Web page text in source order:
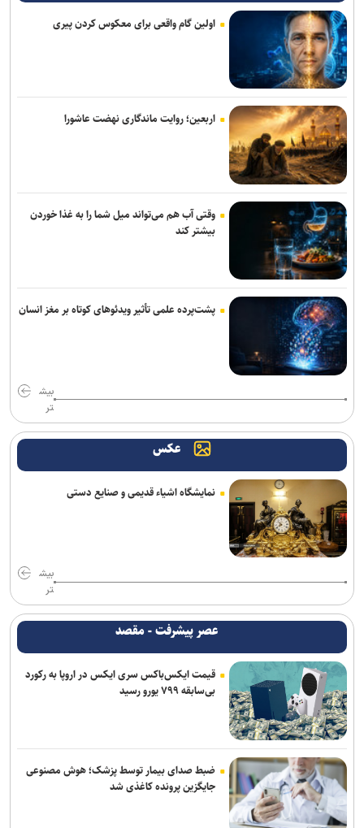
شهریور در ۶۴ شهر منتخب
اعزام ۱۳۰ هزار زائر اربعین از پایانه‌های مسافربری شهر تهران
اتوبوس‌های رایگان شرکت واحد برای بازگشت زائران اربعین
دادگاه پرونده کثیرالشاکی شرکت تات موتور تاک با ۲۹۷۹ نفر شاکی برگزار
شد
دادسرای تهران
۶۰ میلیون تردد خودرویی در مرز‌های اربعینی ثبت شد
ادعای نماینده مجلس درباره «نحوه ردزنی محل استقرار شهید لاریجانی»
صحت ندارد
ستاد حقوق بشر: روز حقوق بشر اسلامی نماد مقاومت در برابر غرب است
سیگار مهم‌ترین دروازه ورود به مصرف مواد مخدر است
ورود حیوانات خانگی به رستوران‌ها و مراکز عرضه غذا تخلف بهداشتی
است
اطلاعیه وزارت آموزش و پرورش درباره برگزاری امتحانات نهایی معوق در ۴
رشد ۴۲ درصدی سازش در شورای حل اختلاف استان تهران
ترافیک سنگین در جاده چالوس/ جاده‌های شمالی بدون مداخلات جوی و
سایر محورها روان است
پایش شبانه روزی تهویه قطار‌ها و ایستگاه‌های مترو/ پیش‌بینی هوشمند
تهویه در قطار‌های جدید
آثار مخرب مصرف الکل و سیگار در بروز بیماری‌ها
کلاهبرداری و پولشویی در قالب شرکت مهاجرتی به کانادا/ دست مدیر
مهاجرتی با ۳۰۰ شاکی رو شد
تصادف زنجیره‌ای ۱۲ خودرو با ۱۹ مصدوم در محور یاسوج–اصفهان/ علت
حادثه در دست بررسی است
زائر در تصادفات اربعینی
اولین گام واقعی برای معکوس کردن پیری
اربعین؛ روایت ماندگاری نهضت عاشورا
وقتی آب هم می‌تواند میل شما را به غذا خوردن
بیشتر کند
پشت‌پرده علمی تأثیر ویدئو‌های کوتاه بر مغز انسان
بیش
تر
عکس
نمایشگاه اشیاء قدیمی و صنایع دستی
بیش
تر
عصر پیشرفت - مقصد
قیمت ایکس‌باکس سری ایکس در اروپا به رکورد
بی‌سابقه ۷۹۹ یورو رسید
ضبط صدای بیمار توسط پزشک؛ هوش مصنوعی
جایگزین پرونده کاغذی شد